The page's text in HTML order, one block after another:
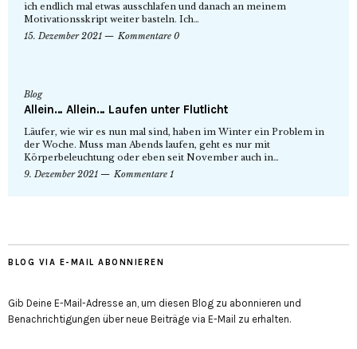
ich endlich mal etwas ausschlafen und danach an meinem
Motivationsskript weiter basteln. Ich…
15. Dezember 2021
Kommentare 0
Blog
Allein… Allein… Laufen unter Flutlicht
Läufer, wie wir es nun mal sind, haben im Winter ein Problem in
der Woche. Muss man Abends laufen, geht es nur mit
Körperbeleuchtung oder eben seit November auch in…
9. Dezember 2021
Kommentare 1
BLOG VIA E-MAIL ABONNIEREN
Gib Deine E-Mail-Adresse an, um diesen Blog zu abonnieren und
Benachrichtigungen über neue Beiträge via E-Mail zu erhalten.